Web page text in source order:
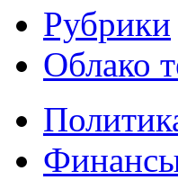
Рубрики
Облако